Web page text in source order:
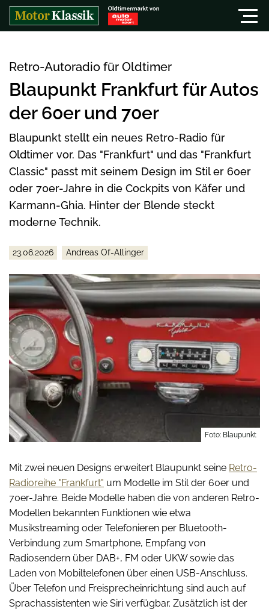
"/>
Retro-Autoradio für Oldtimer
Blaupunkt Frankfurt für Autos
der 60er und 70er
Blaupunkt stellt ein neues Retro-Radio für
Oldtimer vor. Das "Frankfurt" und das "Frankfurt
Classic" passt mit seinem Design im Stil er 60er
oder 70er-Jahre in die Cockpits von Käfer und
Karmann-Ghia. Hinter der Blende steckt
moderne Technik.
23.06.2026 Andreas Of-Allinger
Foto: Blaupunkt
Mit zwei neuen Designs erweitert Blaupunkt seine Retro-
Radioreihe "Frankfurt" um Modelle im Stil der 60er und
70er-Jahre. Beide Modelle haben die von anderen Retro-
Modellen bekannten Funktionen wie etwa
Musikstreaming oder Telefonieren per Bluetooth-
Verbindung zum Smartphone, Empfang von
Radiosendern über DAB+, FM oder UKW sowie das
Laden von Mobiltelefonen über einen USB-Anschluss.
Über Telefon und Freisprecheinrichtung sind auch auf
Sprachassistenten wie Siri verfügbar. Zusätzlich ist der